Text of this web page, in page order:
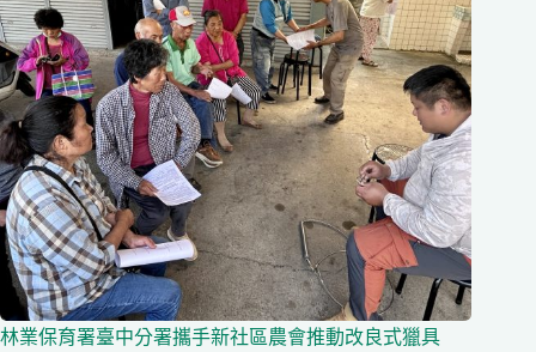
林業保育署臺中分署攜手新社區農會推動改良式獵具